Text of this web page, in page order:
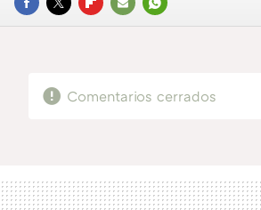
FACEBOOK
TWITTERFLIPBOARD
E-
WHATSAPP
Comentarios cerrados